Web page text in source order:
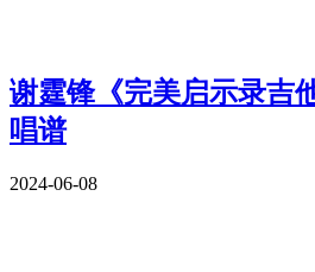
谢霆锋《完美启示录吉
唱谱
2024-06-08